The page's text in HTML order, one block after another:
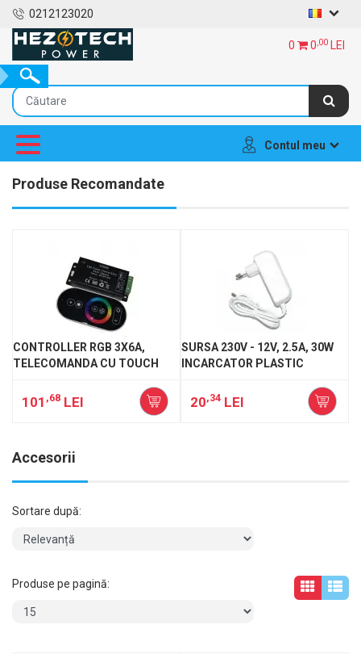
0212123020
0 0,00 LEI
Contul meu
Produse Recomandate
CONTROLLER RGB 3X6A,
TELECOMANDA CU TOUCH
101 ,68 LEI
SURSA 230V - 12V, 2.5A, 30W
INCARCATOR PLASTIC
20,34 LEI
Accesorii
Sortare după:
Produse pe pagină: